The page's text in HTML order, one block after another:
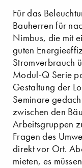
Für das
Bauherren für
Nimbus, die mit
guten
Stromverbrauch
Modul-Q Serie
Gestaltung der
Seminare
zwischen den
Arbeitsgruppen
Fragen des
direkt vor Ort.
mieten, es